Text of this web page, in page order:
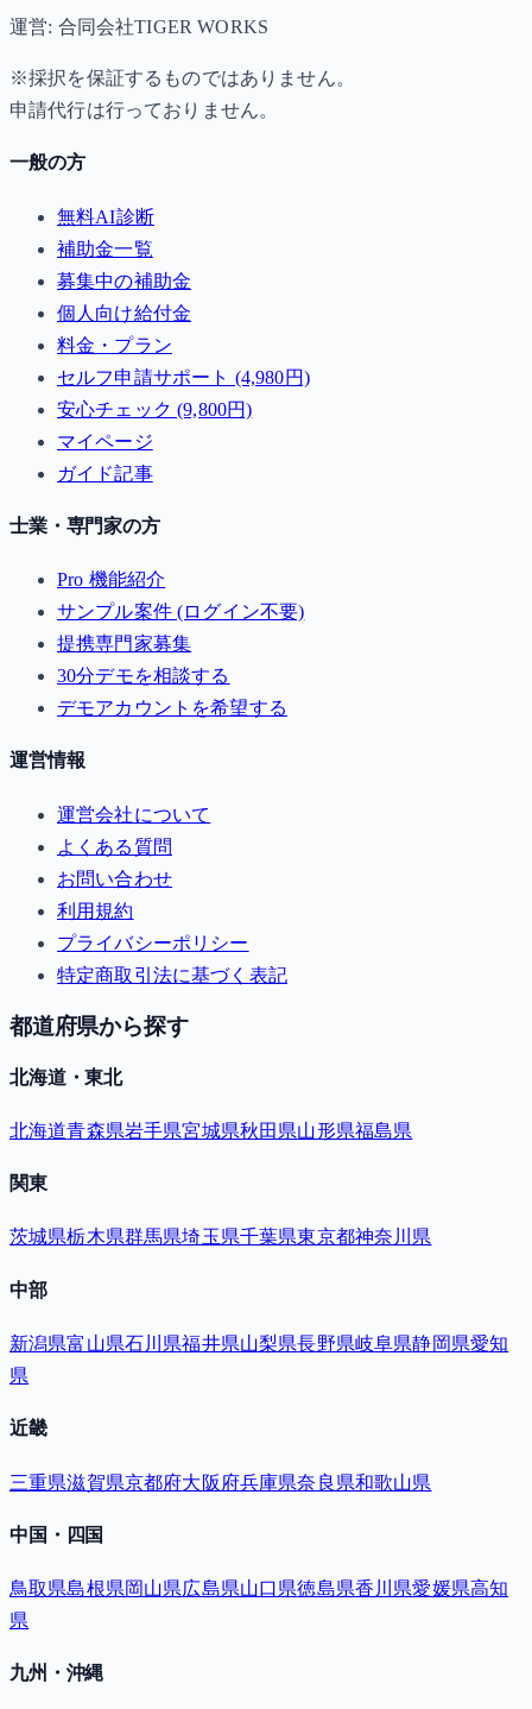
運営: 合同会社TIGER WORKS
※採択を保証するものではありません。
申請代行は行っておりません。
一般の方
無料AI診断
補助金一覧
募集中の補助金
個人向け給付金
料金・プラン
セルフ申請サポート (4,980円)
安心チェック (9,800円)
マイページ
ガイド記事
士業・専門家の方
Pro 機能紹介
サンプル案件 (ログイン不要)
提携専門家募集
30分デモを相談する
デモアカウントを希望する
運営情報
運営会社について
よくある質問
お問い合わせ
利用規約
プライバシーポリシー
特定商取引法に基づく表記
都道府県から探す
北海道・東北
北海道青森県岩手県宮城県秋田県山形県福島県
関東
茨城県栃木県群馬県埼玉県千葉県東京都神奈川県
中部
新潟県富山県石川県福井県山梨県長野県岐阜県静岡県愛知
県
近畿
三重県滋賀県京都府大阪府兵庫県奈良県和歌山県
中国・四国
鳥取県島根県岡山県広島県山口県徳島県香川県愛媛県高知
県
九州・沖縄